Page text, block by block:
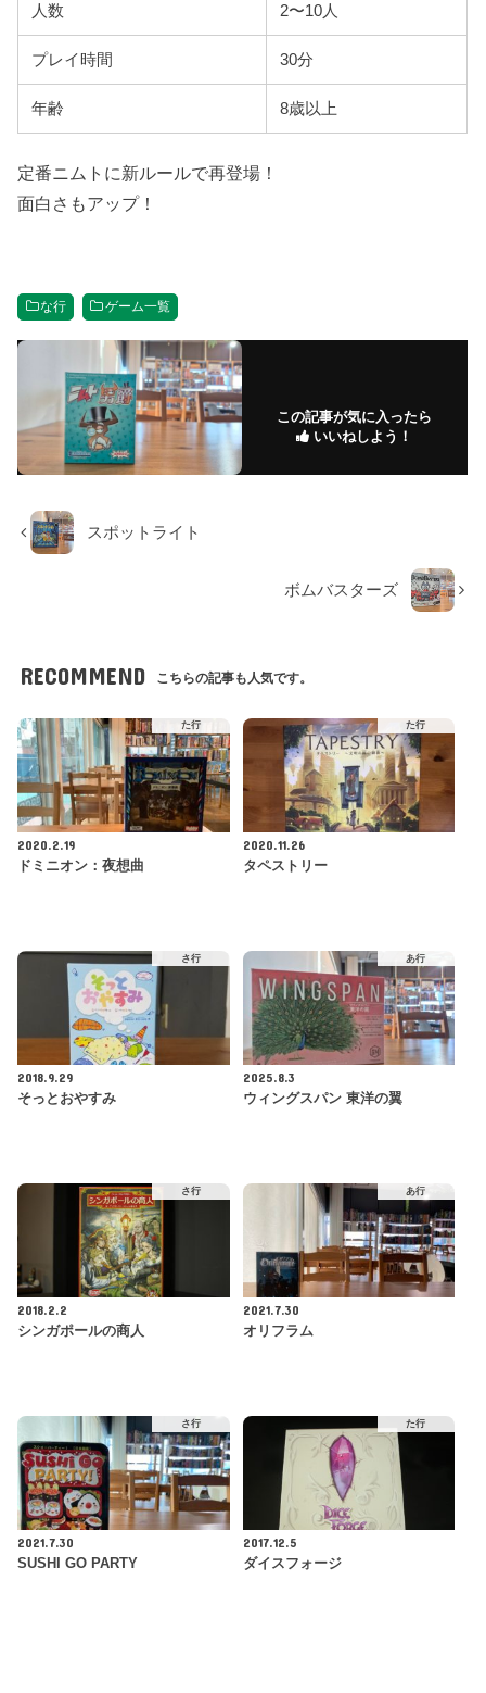
人数 2〜10人
プレイ時間 30分
年齢 8歳以上
定番ニムトに新ルールで再登場！
面白さもアップ！
な行 ゲーム一覧
この記事が気に入ったら
いいねしよう！
スポットライト
ボムバスターズ
RECOMMEND こちらの記事も人気です。
た行
2020.2.19
ドミニオン：夜想曲
た行
2020.11.26
タペストリー
さ行
2018.9.29
そっとおやすみ
あ行
2025.8.3
ウィングスパン 東洋の翼
さ行
2018.2.2
シンガポールの商人
あ行
2021.7.30
オリフラム
さ行
2021.7.30
SUSHI GO PARTY
た行
2017.12.5
ダイスフォージ